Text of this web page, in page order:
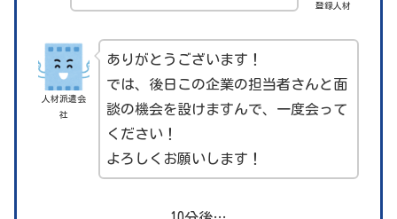
登録人材
人材派遣会
社
ありがとうございます！
では、後日この企業の担当者さんと面
談の機会を設けますんで、一度会って
ください！
よろしくお願いします！